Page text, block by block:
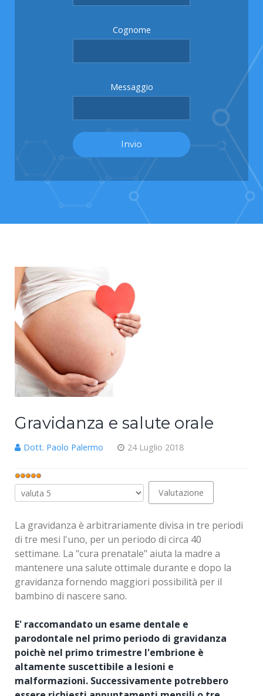
Cognome
Messaggio
Gravidanza e salute orale
Dott. Paolo Palermo 24 Luglio 2018
Valutazione
attuale:5/5
Valuta
La gravidanza è arbitrariamente divisa in tre periodi
di tre mesi l'uno, per un periodo di circa 40
settimane. La "cura prenatale" aiuta la madre a
mantenere una salute ottimale durante e dopo la
gravidanza fornendo maggiori possibilità per il
bambino di nascere sano.
E' raccomandato un esame dentale e
parodontale nel primo periodo di gravidanza
poichè nel primo trimestre l'embrione è
altamente suscettibile a lesioni e
malformazioni. Successivamente potrebbero